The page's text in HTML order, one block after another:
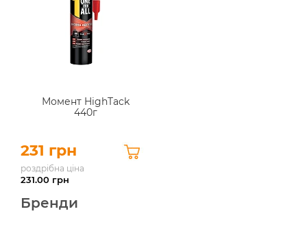
Момент HighTack
440г
231 грн
роздрібна ціна
231.00 грн
Бренди